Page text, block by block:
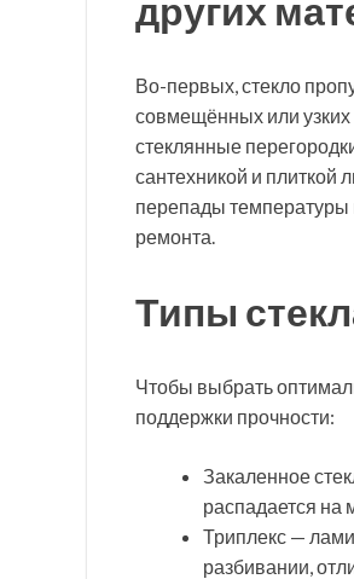
других
Во-первых, стекло
совмещённых или
стеклянные
сантехникой и плиткой
перепады температуры
ремонта.
Типы
Чтобы выбрать
поддержки прочности:
Закаленное
распадается на
Триплекс —
разбивании,